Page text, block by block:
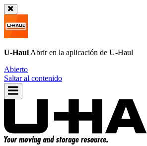
U-Haul Abrir en la aplicación de U-Haul
Abierto
Saltar al contenido